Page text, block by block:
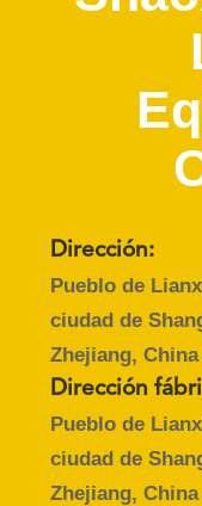
CALIDAD
SOLICITAR
UNA
COTIZACIÓN
COMPANY
NEWS
Dirección:
Pueblo de
ciudad de
Zhejiang, China
Dirección
Pueblo de
ciudad de
Zhejiang, China